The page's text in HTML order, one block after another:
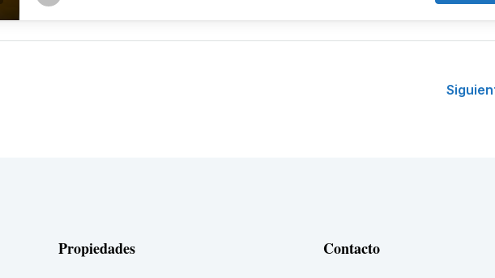
Propiedades Contacto